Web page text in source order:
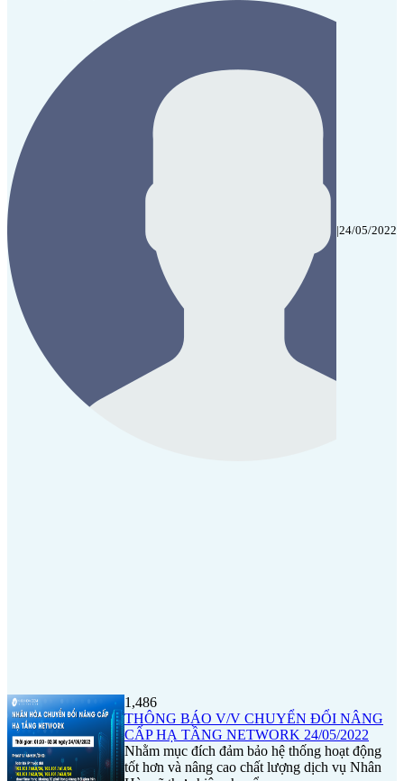
|24/05/2022
1,486
THÔNG BÁO V/V CHUYỂN ĐỔI NÂNG
CẤP HẠ TẦNG NETWORK 24/05/2022
Nhằm mục đích đảm bảo hệ thống hoạt động
tốt hơn và nâng cao chất lượng dịch vụ Nhân